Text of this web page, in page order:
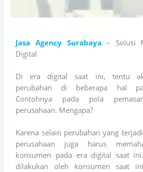
Jasa Agency Surabaya – Solusi
Digital
Di era digital saat ini, tentu
perubahan di beberapa hal
Contohnya pada pola
perusahaan. Mengapa?
Karena selain perubahan yang
perusahaan juga harus
konsumen pada era digital saat
dilakukan oleh konsumen saat